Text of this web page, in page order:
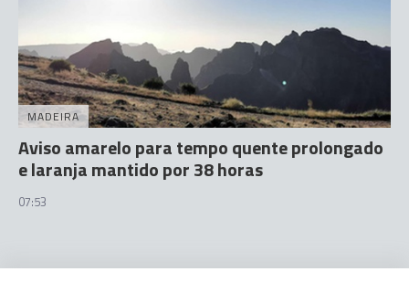
MADEIRA
Aviso amarelo para tempo quente prolongado
e laranja mantido por 38 horas
07:53